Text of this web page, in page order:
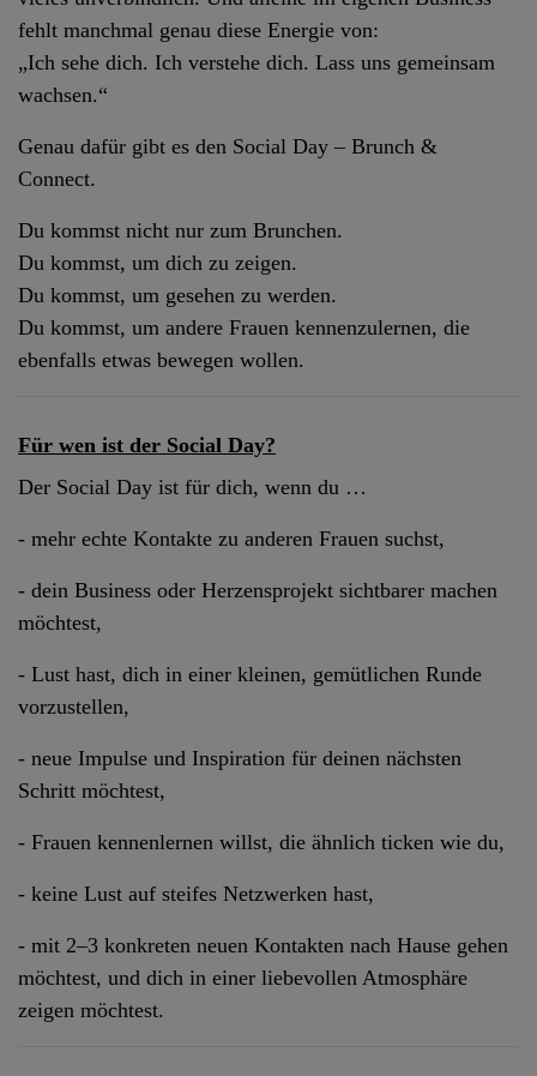
fehlt manchmal genau diese Energie von:
„Ich sehe dich. Ich verstehe dich. Lass uns gemeinsam
wachsen.“
Genau dafür gibt es den Social Day – Brunch &
Connect.
Du kommst nicht nur zum Brunchen.
Du kommst, um dich zu zeigen.
Du kommst, um gesehen zu werden.
Du kommst, um andere Frauen kennenzulernen, die
ebenfalls etwas bewegen wollen.
Für wen ist der Social Day?
Der Social Day ist für dich, wenn du …
- mehr echte Kontakte zu anderen Frauen suchst,
- dein Business oder Herzensprojekt sichtbarer machen
möchtest,
- Lust hast, dich in einer kleinen, gemütlichen Runde
vorzustellen,
- neue Impulse und Inspiration für deinen nächsten
Schritt möchtest,
- Frauen kennenlernen willst, die ähnlich ticken wie du,
- keine Lust auf steifes Netzwerken hast,
- mit 2–3 konkreten neuen Kontakten nach Hause gehen
möchtest, und dich in einer liebevollen Atmosphäre
zeigen möchtest.